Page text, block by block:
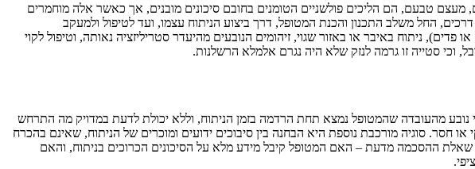
טבעם, הם הליכים פולשניים הטומנים בחובם סיכונים מובנים, אך כאשר אלה מוחמרים
החל משלב התכנון והכנת המטופל, דרך ביצוע הניתוח עצמו, ועד לטיפול ולמעקב
ניתוח באיבר או באזור שגוי, זיהומים הנובעים מהיעדר סטריליזציה נאותה, וטיפול לקוי
וכי סטייה זו גרמה לנזק שלא היה נגרם אלמלא הרשלנות.
מהעובדה שהמטופל נמצא תחת הרדמה בזמן הניתוח, וללא יכולת לדעת במדויק מה התרחש
סוגיה מורכבת נוספת היא הבחנה בין סיבוכים ידועים ומוכרים של הניתוח, שאינם בהכרח
שאלת ההסכמה מדעת – האם המטופל קיבל מידע מלא על הסיכונים הכרוכים בניתוח, והאם